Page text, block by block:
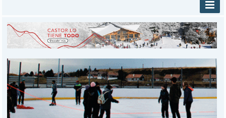
INICIO
PROVINCIALES
DEPORTES
POLICIALES
I-DIARIO
MÁS